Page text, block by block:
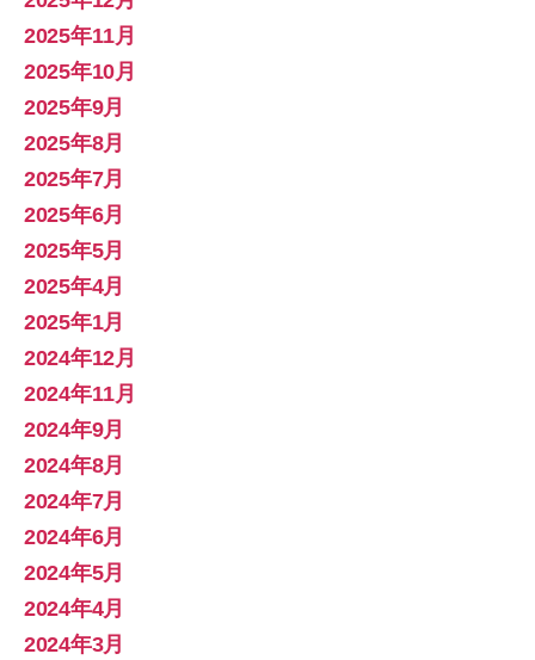
2025年11月
2025年10月
2025年9月
2025年8月
2025年7月
2025年6月
2025年5月
2025年4月
2025年1月
2024年12月
2024年11月
2024年9月
2024年8月
2024年7月
2024年6月
2024年5月
2024年4月
2024年3月